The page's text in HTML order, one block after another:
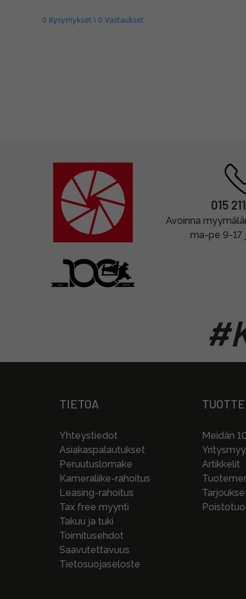
0 Kysymykset \ 0 Vastaukset
015
Avoinna
ma-pe 9-17
TIETOA
Yhteystiedot
Asiakaspalautukset
Peruutuslomake
Kameraliike-rahoitus
Leasing-rahoitus
Tax free myynti
Takuu ja tuki
Toimitusehdot
Saavutettavuus
Tietosuojaseloste
Meidän
Artikkelit